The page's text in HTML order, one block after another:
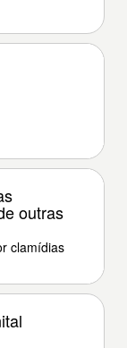
outras
clamídias